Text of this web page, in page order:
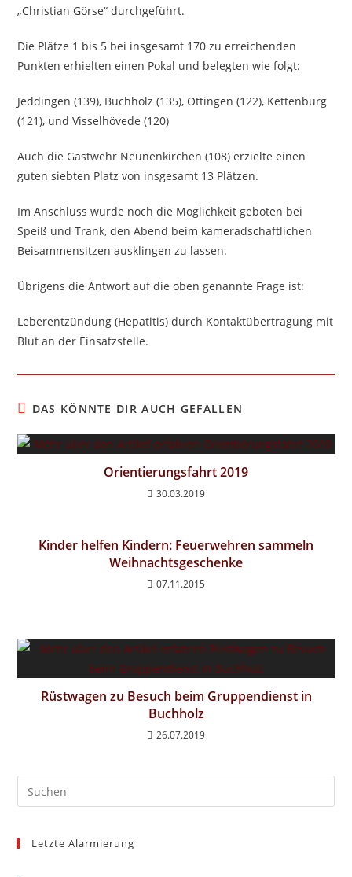
„Christian Görse“ durchgeführt.
Die Plätze 1 bis 5 bei insgesamt 170 zu erreichenden
Punkten erhielten einen Pokal und belegten wie folgt:
Jeddingen (139), Buchholz (135), Ottingen (122), Kettenburg
(121), und Visselhövede (120)
Auch die Gastwehr Neunenkirchen (108) erzielte einen
guten siebten Platz von insgesamt 13 Plätzen.
Im Anschluss wurde noch die Möglichkeit geboten bei
Speiß und Trank, den Abend beim kameradschaftlichen
Beisammensitzen ausklingen zu lassen.
Übrigens die Antwort auf die oben genannte Frage ist:
Leberentzündung (Hepatitis) durch Kontaktübertragung mit
Blut an der Einsatzstelle.
DAS KÖNNTE DIR AUCH GEFALLEN
Orientierungsfahrt 2019
30.03.2019
Kinder helfen Kindern: Feuerwehren sammeln
Weihnachtsgeschenke
07.11.2015
Rüstwagen zu Besuch beim Gruppendienst in
Buchholz
26.07.2019
Letzte Alarmierung